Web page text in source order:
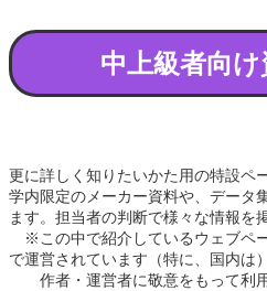
中上級者向
更に詳しく知りたいかた用の特設ペ
学内限定のメーカー資料や、データ
ます。担当者の判断で様々な情報を
※この中で紹介しているウェブペ
で運営されています（特に、国内は）
作者・運営者に敬意をもって利用